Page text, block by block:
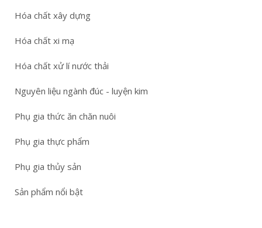
Hóa chất xây dựng
Hóa chất xi mạ
Hóa chất xử lí nước thải
Nguyên liệu ngành đúc - luyện kim
Phụ gia thức ăn chăn nuôi
Phụ gia thực phẩm
Phụ gia thủy sản
Sản phẩm nổi bật